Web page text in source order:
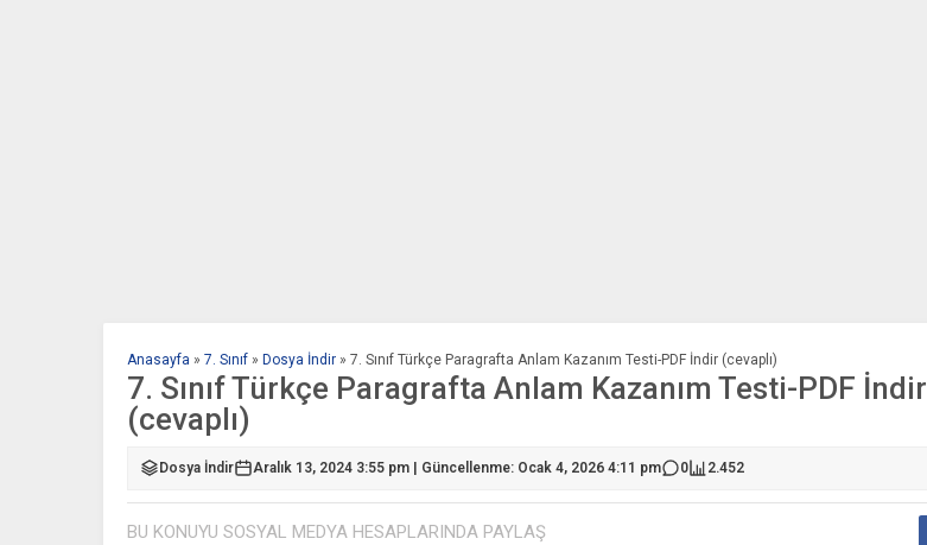
Anasayfa » 7. Sınıf » Dosya İndir » 7. Sınıf Türkçe Paragrafta Anlam Kazanım Testi-PDF İndir (cevaplı)
7. Sınıf Türkçe Paragrafta Anlam Kazanım Testi-PDF İndir
(cevaplı)
Dosya İndir Aralık 13, 2024 3:55 pm | Güncellenme: Ocak 4, 2026 4:11 pm 0 2.452
BU KONUYU SOSYAL MEDYA HESAPLARINDA PAYLAŞ